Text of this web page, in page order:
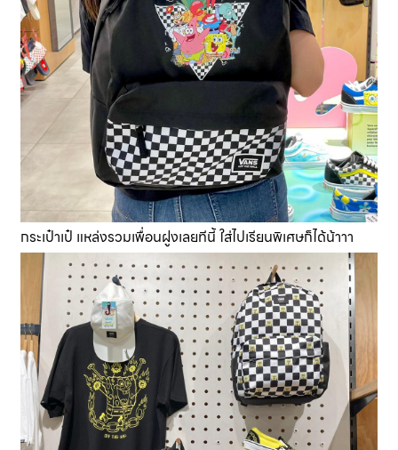
กระเป๋าเป๋ แหล่งรวมเพื่อนฝูงเลยทีนี้ ใส่ไปเรียนพิเศษก็ได้น้าาา